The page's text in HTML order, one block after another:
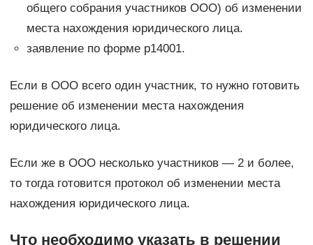
общего собрания участников ООО) об изменении
места нахождения юридического лица.
заявление по форме р14001.
Если в ООО всего один участник, то нужно готовить
решение об изменении места нахождения
юридического лица.
Если же в ООО несколько участников — 2 и более,
то тогда готовится протокол об изменении места
нахождения юридического лица.
Что необходимо указать в решении